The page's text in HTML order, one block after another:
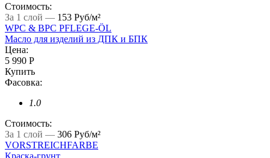
Стоимость:
За 1 слой — 153 Руб/м²
WPC & BPC PFLEGE-ÖL
Масло для изделий из ДПК и БПК
Цена:
5 990 Р
Купить
Фасовка:
1.0
Стоимость:
За 1 слой — 306 Руб/м²
VORSTREICHFARBE
Краска-грунт